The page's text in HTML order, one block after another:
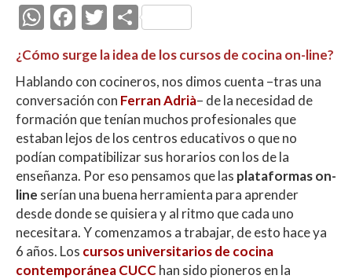
W
at
s
A
p
p
F
e
b
o
o
k
T
w
itt
er
C
o
m
p
ar
ti
r
¿Cómo surge la idea de los cursos de cocina on-line?
Hablando con cocineros, nos dimos cuenta –tras una
conversación con Ferran Adrià– de la necesidad de
formación que tenían muchos profesionales que
estaban lejos de los centros educativos o que no
podían compatibilizar sus horarios con los de la
enseñanza. Por eso pensamos que las plataformas on-
line serían una buena herramienta para aprender
desde donde se quisiera y al ritmo que cada uno
necesitara. Y comenzamos a trabajar, de esto hace ya
6 años. Los cursos universitarios de cocina
contemporánea CUCC han sido pioneros en la